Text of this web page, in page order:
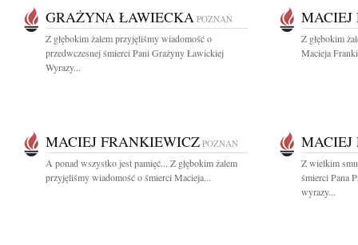
GRAŻYNA ŁAWIECKA POZNAŃ
Z głębokim żalem przyjęliśmy wiadomość o
przedwczesnej śmierci Pani Grażyny Ławickiej
Wyrazy...
MACIEJ
Z głębokim
Macieja
MACIEJ FRANKIEWICZ POZNAŃ
A ponad wszystko jest pamięć... Z głębokim żalem
przyjęliśmy wiadomość o śmierci Macieja...
MACIEJ
Z wielkim
śmierci Pana
wyrazy...